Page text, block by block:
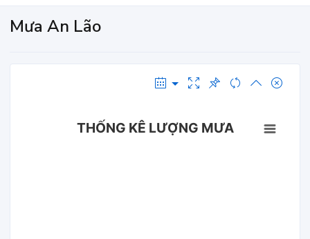
Mưa An Lão
THỐNG KÊ LƯỢNG MƯA